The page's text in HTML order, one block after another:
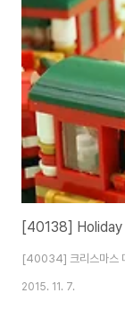
가 아닌 10x2 플레이
레이트 없이 브릭을 쌓
아닌 2칸 짜리 브릭 사
요..
[40138] Holiday
[40034] 크리스마
2015. 11. 7.